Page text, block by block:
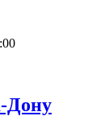
Дону